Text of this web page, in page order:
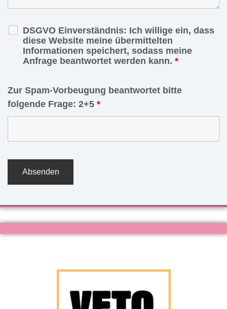
DSGVO Einverständnis: Ich willige ein, dass
diese Website meine übermittelten
Informationen speichert, sodass meine
Anfrage beantwortet werden kann. *
Zur Spam-Vorbeugung beantwortet bitte
folgende Frage: 2+5 *